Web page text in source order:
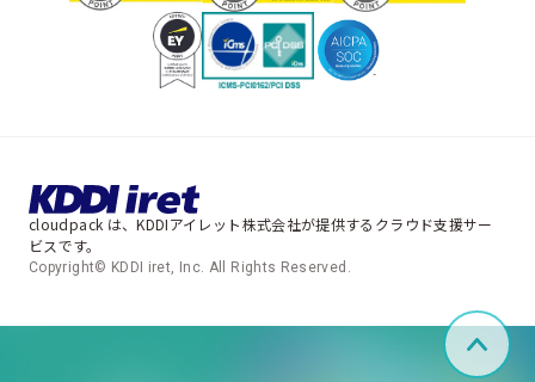
cloudpack は、KDDIアイレット株式会社が提供するクラウド支援サー
ビスです。
Copyright© KDDI iret, Inc. All Rights Reserved.
ペ